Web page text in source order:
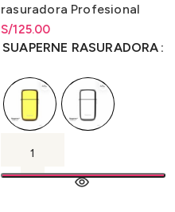
rasuradora Profesional
TX1
S/125.00
Rango de precios: desde
S/ 125.00hastaS/ 125.00
SUAPERNE RASURADORA